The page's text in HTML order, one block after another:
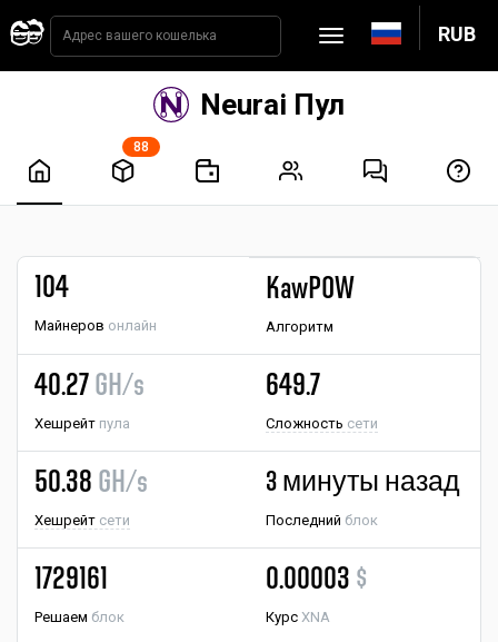
RUB
Neurai Пул
88
104
Майнеров онлайн
KawPOW
Алгоритм
40.27 GH/s
Хешрейт пула
649.7
Сложность сети
50.38 GH/s
Хешрейт сети
3 минуты назад
Последний блок
1729161
Решаем блок
0.00003 $
Курс XNA